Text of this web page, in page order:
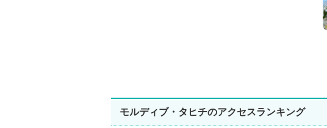
モルディブ・タヒチのアクセスランキング